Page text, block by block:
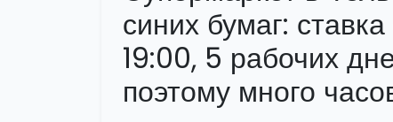
синих бумаг:
19:00, 5 рабочих
поэтому много